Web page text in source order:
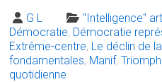
G L "Intelligence"
Démocratie, Démocratie
Extrême-centre, Le déclin de
fondamentales, Manif,
quotidienne